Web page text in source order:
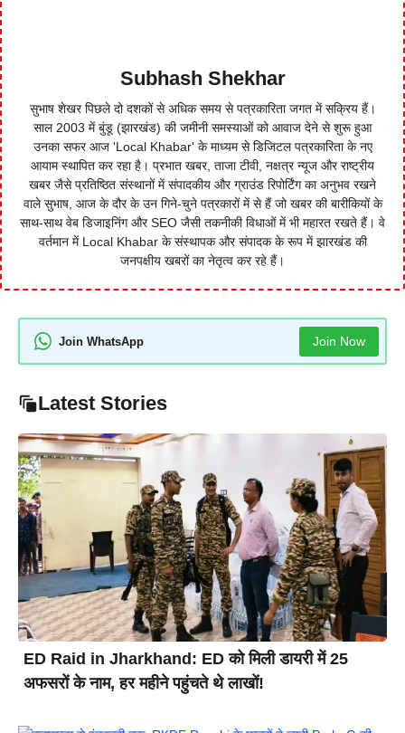
Subhash Shekhar
सुभाष शेखर पिछले दो दशकों से अधिक समय से पत्रकारिता जगत में सक्रिय हैं।
साल 2003 में बुंडू (झारखंड) की जमीनी समस्याओं को आवाज देने से शुरू हुआ
उनका सफर आज 'Local Khabar' के माध्यम से डिजिटल पत्रकारिता के नए
आयाम स्थापित कर रहा है। प्रभात खबर, ताजा टीवी, नक्षत्र न्यूज और राष्ट्रीय
खबर जैसे प्रतिष्ठित संस्थानों में संपादकीय और ग्राउंड रिपोर्टिंग का अनुभव रखने
वाले सुभाष, आज के दौर के उन गिने-चुने पत्रकारों में से हैं जो खबर की बारीकियों के
साथ-साथ वेब डिजाइनिंग और SEO जैसी तकनीकी विधाओं में भी महारत रखते हैं। वे
वर्तमान में Local Khabar के संस्थापक और संपादक के रूप में झारखंड की
जनपक्षीय खबरों का नेतृत्व कर रहे हैं।
Join WhatsApp Join Now
Latest Stories
ED Raid in Jharkhand: ED को मिली डायरी में 25
अफसरों के नाम, हर महीने पहुंचते थे लाखों!